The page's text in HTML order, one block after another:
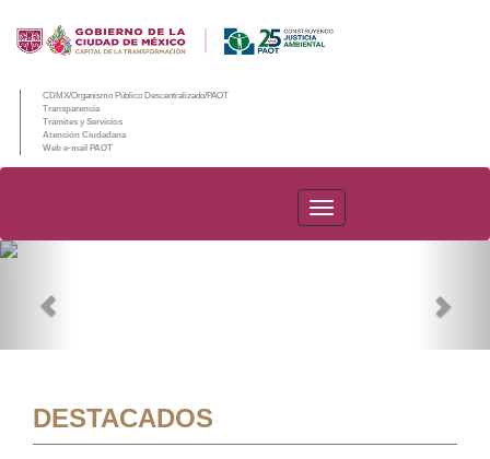
CDMX/Organismo Público Descentralizado/PAOT
Transparencia
Trámites y Servicios
Atención Ciudadana
Web e-mail PAOT
PAOT
DESTACADOS